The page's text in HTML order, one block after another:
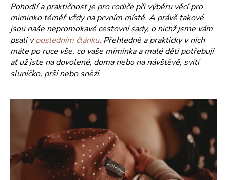
Pohodlí a praktičnost je pro rodiče při výběru věcí pro
miminko téměř vždy na prvním místě. A právě takové
jsou naše nepromokavé cestovní sady, o nichž jsme vám
psali vposledním článku. Přehledně a prakticky v nich
máte po ruce vše, co vaše miminka a malé děti potřebují
ať už jste na dovolené, doma nebo na návštěvě, svítí
sluníčko, prší nebo sněží.
HLEDAT
o
č
u